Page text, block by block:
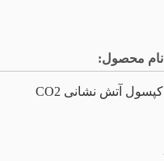
نام محصول:
کپسول آتش نشانی CO2